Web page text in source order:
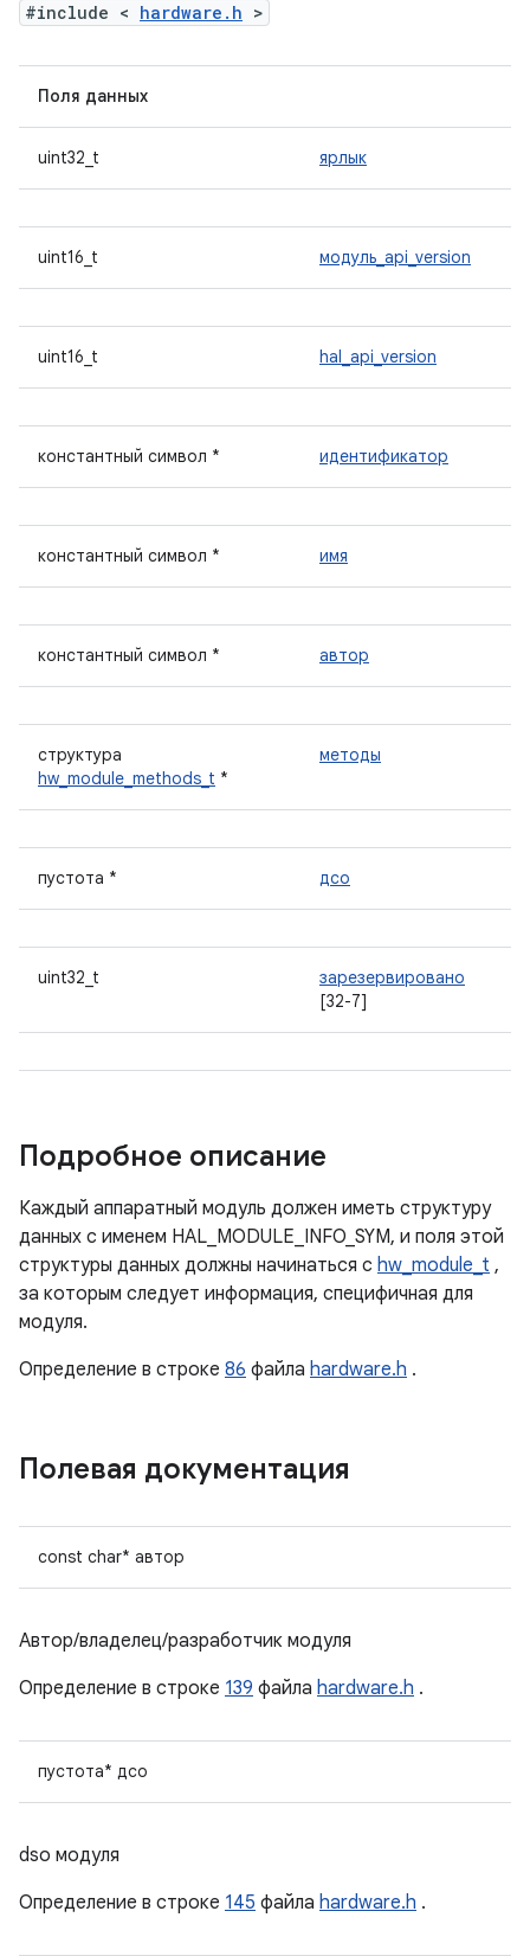
#include < hardware.h >
Поля данных
uint32_t ярлык
uint16_t модуль_api_version
uint16_t hal_api_version
константный символ * идентификатор
константный символ * имя
константный символ * автор
структура
hw_module_methods_t *
методы
пустота * дсо
uint32_t
зарезервировано
[32-7]
Подробное описание
Каждый аппаратный модуль должен иметь структуру
данных с именем HAL_MODULE_INFO_SYM, и поля этой
структуры данных должны начинаться с hw_module_t ,
за которым следует информация, специфичная для
модуля.
Определение в строке 86 файла hardware.h .
Полевая документация
const char* автор
Автор/владелец/разработчик модуля
Определение в строке 139 файла hardware.h .
пустота* дсо
dso модуля
Определение в строке 145 файла hardware.h .